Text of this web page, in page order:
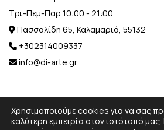
Τρι-Πεμ-Παρ 10:00 - 21:00
Πασσαλίδη 65, Καλαμαριά, 55132
+302314009337
info@di-arte.gr
Χρησιμοποιούμε cookies για να σας
καλύτερη εμπειρία στον ιστότοπό